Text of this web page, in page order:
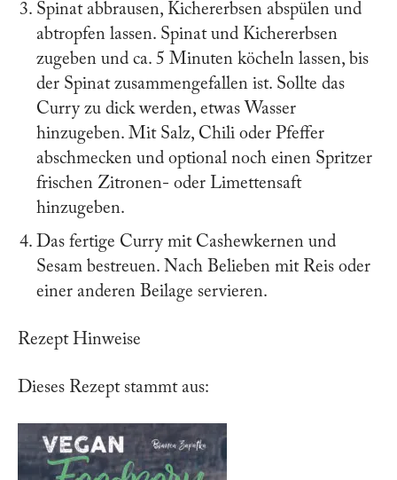
Spinat abbrausen, Kichererbsen abspülen und
abtropfen lassen. Spinat und Kichererbsen
zugeben und ca. 5 Minuten köcheln lassen, bis
der Spinat zusammengefallen ist. Sollte das
Curry zu dick werden, etwas Wasser
hinzugeben. Mit Salz, Chili oder Pfeffer
abschmecken und optional noch einen Spritzer
frischen Zitronen- oder Limettensaft
hinzugeben.
Das fertige Curry mit Cashewkernen und
Sesam bestreuen. Nach Belieben mit Reis oder
einer anderen Beilage servieren.
Rezept Hinweise
Dieses Rezept stammt aus: